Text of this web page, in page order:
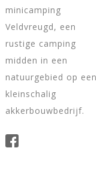
minicamping
Veldvreugd, een
rustige camping
midden in een
natuurgebied op een
kleinschalig
akkerbouwbedrijf.